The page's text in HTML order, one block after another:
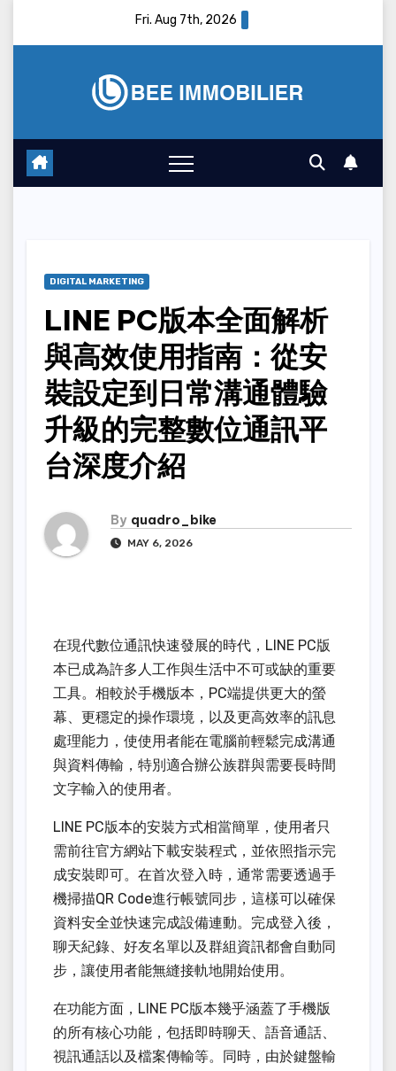
Fri. Aug 7th, 2026
DIGITAL MARKETING
LINE PC版本全面解析
與高效使用指南：從安
裝設定到日常溝通體驗
升級的完整數位通訊平
台深度介紹
By quadro_bike
MAY 6, 2026
在現代數位通訊快速發展的時代，LINE PC版
本已成為許多人工作與生活中不可或缺的重要
工具。相較於手機版本，PC端提供更大的螢
幕、更穩定的操作環境，以及更高效率的訊息
處理能力，使使用者能在電腦前輕鬆完成溝通
與資料傳輸，特別適合辦公族群與需要長時間
文字輸入的使用者。
LINE PC版本的安裝方式相當簡單，使用者只
需前往官方網站下載安裝程式，並依照指示完
成安裝即可。在首次登入時，通常需要透過手
機掃描QR Code進行帳號同步，這樣可以確保
資料安全並快速完成設備連動。完成登入後，
聊天紀錄、好友名單以及群組資訊都會自動同
步，讓使用者能無縫接軌地開始使用。
在功能方面，LINE PC版本幾乎涵蓋了手機版
的所有核心功能，包括即時聊天、語音通話、
視訊通話以及檔案傳輸等。同時，由於鍵盤輸